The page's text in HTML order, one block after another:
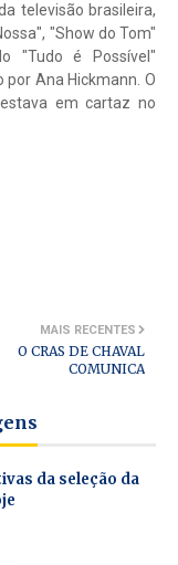
televisão brasileira,
"Show do Tom"
"Tudo é Possível"
Ana Hickmann. O
em cartaz no
MAIS RECENTES
O CRAS DE CHAVAL
COMUNICA
da seleção da